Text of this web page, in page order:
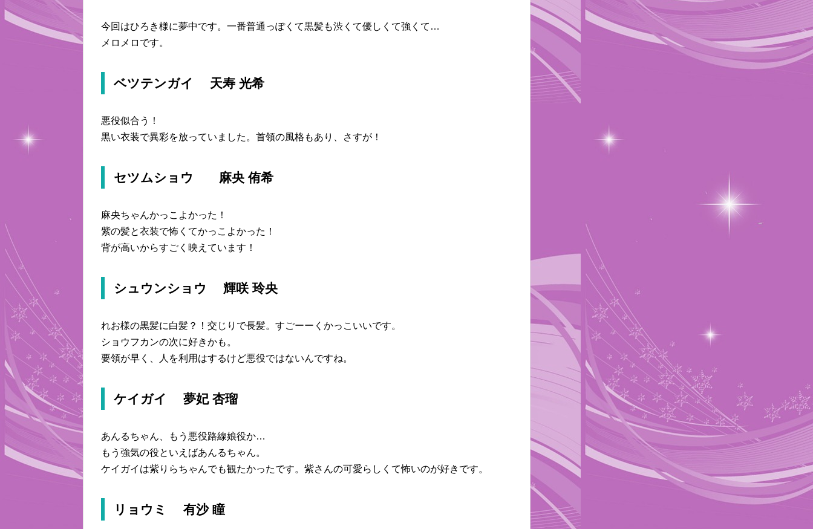
今回はひろき様に夢中です。一番普通っぽくて黒髪も渋くて優しくて強くて…
メロメロです。
ベツテンガイ 天寿 光希
悪役似合う！
黒い衣装で異彩を放っていました。首領の風格もあり、さすが！
セツムショウ 麻央 侑希
麻央ちゃんかっこよかった！
紫の髪と衣装で怖くてかっこよかった！
背が高いからすごく映えています！
シュウンショウ 輝咲 玲央
れお様の黒髪に白髪？！交じりで長髪。すごーーくかっこいいです。
ショウフカンの次に好きかも。
要領が早く、人を利用はするけど悪役ではないんですね。
ケイガイ 夢妃 杏瑠
あんるちゃん、もう悪役路線娘役か…
もう強気の役といえばあんるちゃん。
ケイガイは紫りらちゃんでも観たかったです。紫さんの可愛らしくて怖いのが好きです。
リョウミ 有沙 瞳